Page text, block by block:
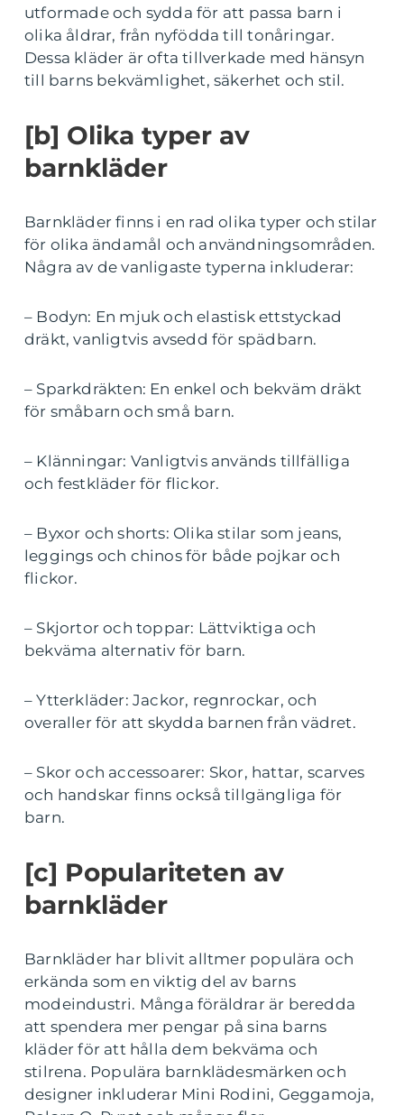
utformade och sydda för att passa barn i
olika åldrar, från nyfödda till tonåringar.
Dessa kläder är ofta tillverkade med hänsyn
till barns bekvämlighet, säkerhet och stil.
[b] Olika typer av
barnkläder
Barnkläder finns i en rad olika typer och stilar
för olika ändamål och användningsområden.
Några av de vanligaste typerna inkluderar:
– Bodyn: En mjuk och elastisk ettstyckad
dräkt, vanligtvis avsedd för spädbarn.
– Sparkdräkten: En enkel och bekväm dräkt
för småbarn och små barn.
– Klänningar: Vanligtvis används tillfälliga
och festkläder för flickor.
– Byxor och shorts: Olika stilar som jeans,
leggings och chinos för både pojkar och
flickor.
– Skjortor och toppar: Lättviktiga och
bekväma alternativ för barn.
– Ytterkläder: Jackor, regnrockar, och
overaller för att skydda barnen från vädret.
– Skor och accessoarer: Skor, hattar, scarves
och handskar finns också tillgängliga för
barn.
[c] Populariteten av
barnkläder
Barnkläder har blivit alltmer populära och
erkända som en viktig del av barns
modeindustri. Många föräldrar är beredda
att spendera mer pengar på sina barns
kläder för att hålla dem bekväma och
stilrena. Populära barnklädesmärken och
designer inkluderar Mini Rodini, Geggamoja,